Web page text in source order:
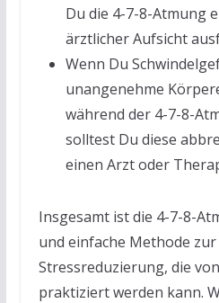
Du die 4-7-8-Atmung
ärztlicher Aufsicht
Wenn Du
unangenehme
während der 4-7-8-
solltest Du diese
einen Arzt oder
Insgesamt ist die 4-7-8-
und einfache Methode
Stressreduzierung, die
praktiziert werden kann.